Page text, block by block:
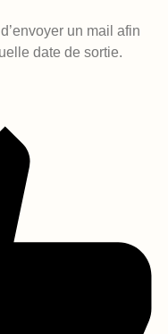
un mail afin
date de sortie.